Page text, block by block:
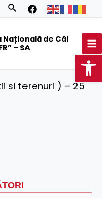
Search
Națională de Căi
– SA
si terenuri ) – 25